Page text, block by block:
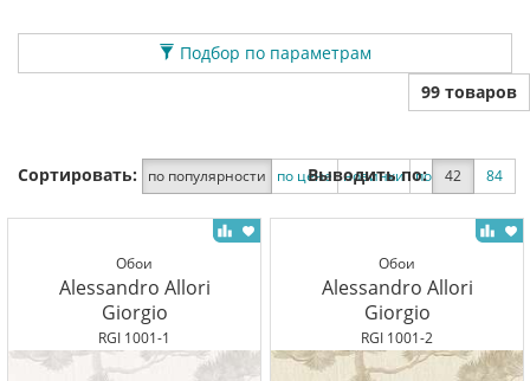
Подбор по параметрам
99 товаров
Сортировать: по популярности по цене новинки по скидке
Выводить по: 42 84
Обои
Alessandro Allori
Giorgio
RGI 1001-1
Обои
Alessandro Allori
Giorgio
RGI 1001-2